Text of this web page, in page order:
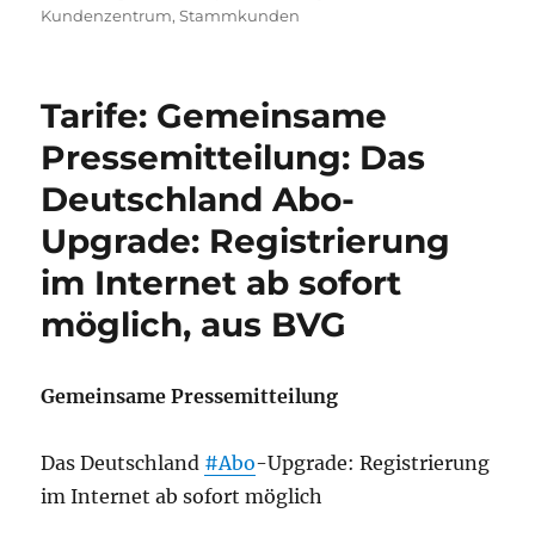
Kundenzentrum,Stammkunden
Tarife: Gemeinsame
Pressemitteilung: Das
Deutschland Abo-
Upgrade: Registrierung
im Internet ab sofort
möglich, aus BVG
Gemeinsame Pressemitteilung
Das Deutschland #Abo-Upgrade: Registrierung
im Internet ab sofort möglich